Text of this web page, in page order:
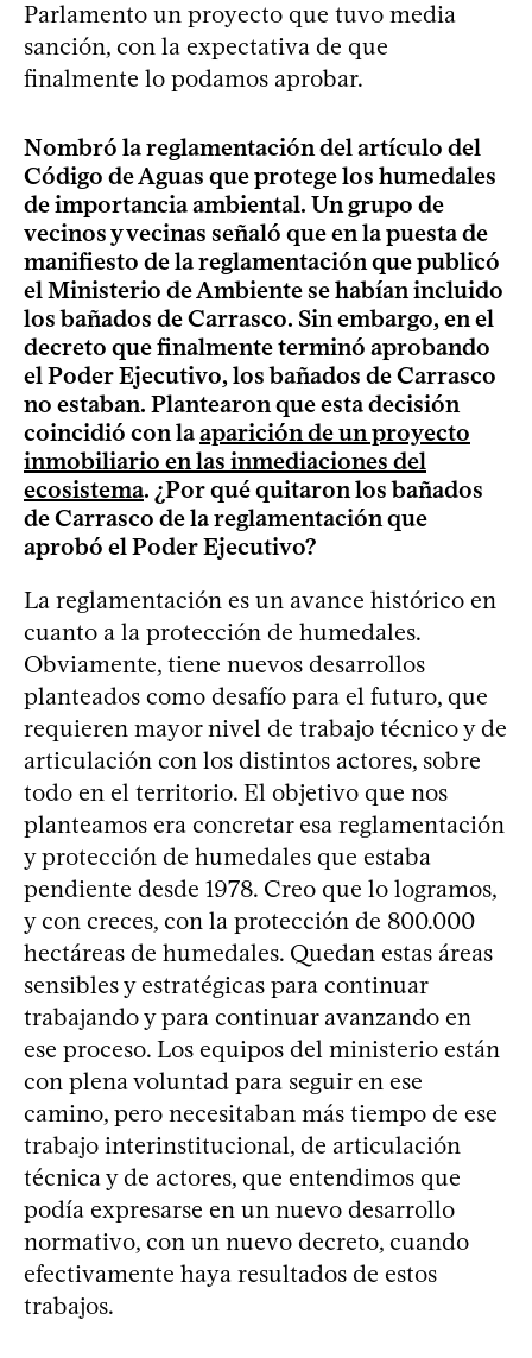
Parlamento un proyecto que tuvo media
sanción, con la expectativa de que
finalmente lo podamos aprobar.
Nombró la reglamentación del artículo del
Código de Aguas que protege los humedales
de importancia ambiental. Un grupo de
vecinos y vecinas señaló que en la puesta de
manifiesto de la reglamentación que publicó
el Ministerio de Ambiente se habían incluido
los bañados de Carrasco. Sin embargo, en el
decreto que finalmente terminó aprobando
el Poder Ejecutivo, los bañados de Carrasco
no estaban. Plantearon que esta decisión
coincidió con laaparición de un proyecto
inmobiliario en las inmediaciones del
ecosistema. ¿Por qué quitaron los bañados
de Carrasco de la reglamentación que
aprobó el Poder Ejecutivo?
La reglamentación es un avance histórico en
cuanto a la protección de humedales.
Obviamente, tiene nuevos desarrollos
planteados como desafío para el futuro, que
requieren mayor nivel de trabajo técnico y de
articulación con los distintos actores, sobre
todo en el territorio. El objetivo que nos
planteamos era concretar esa reglamentación
y protección de humedales que estaba
pendiente desde 1978. Creo que lo logramos,
y con creces, con la protección de 800.000
hectáreas de humedales. Quedan estas áreas
sensibles y estratégicas para continuar
trabajando y para continuar avanzando en
ese proceso. Los equipos del ministerio están
con plena voluntad para seguir en ese
camino, pero necesitaban más tiempo de ese
trabajo interinstitucional, de articulación
técnica y de actores, que entendimos que
podía expresarse en un nuevo desarrollo
normativo, con un nuevo decreto, cuando
efectivamente haya resultados de estos
trabajos.